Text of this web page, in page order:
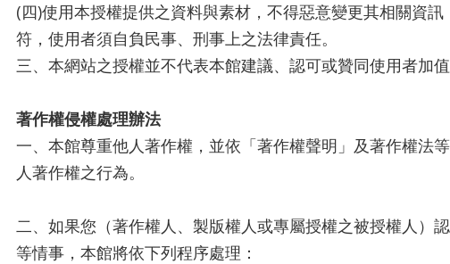
(四)使用本授權提供之資料與素材，不得惡意變更其相關資
符，使用者須自負民事、刑事上之法律責任。
三、本網站之授權並不代表本館建議、認可或贊同使用者加值
著作權侵權處理辦法
一、本館尊重他人著作權，並依「著作權聲明」及著作權法
人著作權之行為。
二、如果您（著作權人、製版權人或專屬授權之被授權人）
等情事，本館將依下列程序處理：